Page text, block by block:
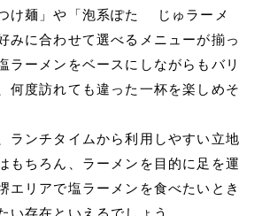
け麺」や「泡系ぽた じゅラーメ
みに合わせて選べるメニューが揃っ
ラーメンをベースにしながらもバリ
何度訪れても違った一杯を楽しめそ
ランチタイムから利用しやすい立地
もちろん、ラーメンを目的に足を運
エリアで塩ラーメンを食べたいとき